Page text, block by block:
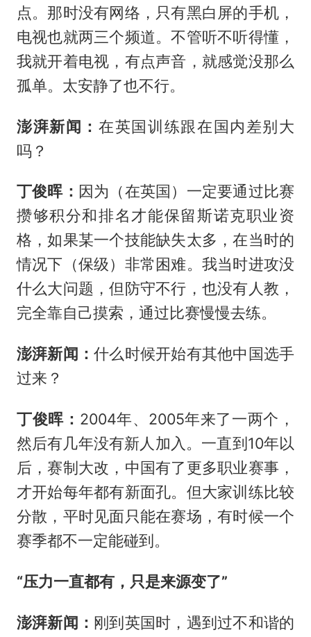
点。那时没有网络，只有黑白屏的手机，
电视也就两三个频道。不管听不听得懂，
我就开着电视，有点声音，就感觉没那么
孤单。太安静了也不行。
澎湃新闻：在英国训练跟在国内差别大
吗？
丁俊晖： 因为（在英国）一定要通过比赛
攒够积分和排名才能保留斯诺克职业资
格，如果某一个技能缺失太多，在当时的
情况下（保级）非常困难。我当时进攻没
什么大问题，但防守不行，也没有人教，
完全靠自己摸索，通过比赛慢慢去练。
澎湃新闻：什么时候开始有其他中国选手
过来？
丁俊晖： 2004年、2005年来了一两个，
然后有几年没有新人加入。一直到10年以
后，赛制大改，中国有了更多职业赛事，
才开始每年都有新面孔。但大家训练比较
分散，平时见面只能在赛场，有时候一个
赛季都不一定能碰到。
“压力一直都有，只是来源变了”
澎湃新闻： 刚到英国时，遇到过不和谐的